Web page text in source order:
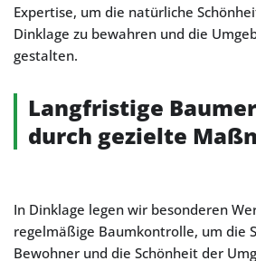
Expertise, um die natürliche
Dinklage zu bewahren und die
gestalten.
Langfristige
durch gezielte
In Dinklage legen wir besonderen
regelmäßige Baumkontrolle, um die
Bewohner und die Schönheit der